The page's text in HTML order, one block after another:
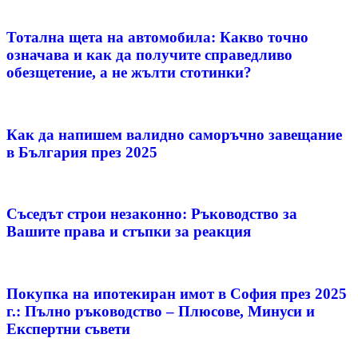
Тотална щета на автомобила: Какво точно
означава и как да получите справедливо
обезщетение, а не жълти стотинки?
Как да напишем валидно саморъчно завещание
в България през 2025
Съседът строи незаконно: Ръководство за
Вашите права и стъпки за реакция
Покупка на ипотекиран имот в София през 2025
г.: Пълно ръководство – Плюсове, Минуси и
Експертни съвети